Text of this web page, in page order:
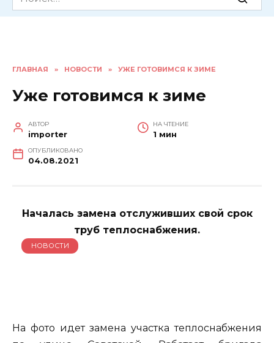
for:
ГЛАВНАЯ » НОВОСТИ » УЖЕ ГОТОВИМСЯ К ЗИМЕ
Уже готовимся к зиме
АВТОР
importer
НА ЧТЕНИЕ
1 мин
ОПУБЛИКОВАНО
04.08.2021
Началась замена отслуживших свой срок
труб теплоснабжения.
НОВОСТИ
На фото идет замена участка теплоснабжения